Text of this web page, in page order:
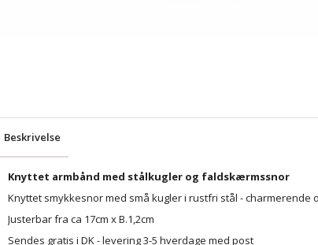
Beskrivelse
Knyttet armbånd med stålkugler og faldskærmssnor
Knyttet smykkesnor med små kugler i rustfri stål -
Justerbar fra ca 17cm x B.1,2cm
Sendes gratis i DK - levering 3-5 hverdage med post